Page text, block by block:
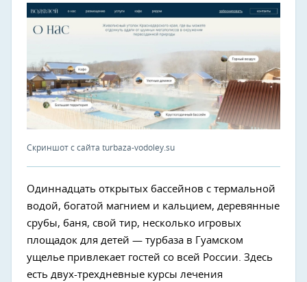
Скриншот с сайта turbaza-vodoley.su
Одиннадцать открытых бассейнов с термальной
водой, богатой магнием и кальцием, деревянные
срубы, баня, свой тир, несколько игровых
площадок для детей — турбаза в Гуамском
ущелье привлекает гостей со всей России. Здесь
есть двух-трехдневные курсы лечения